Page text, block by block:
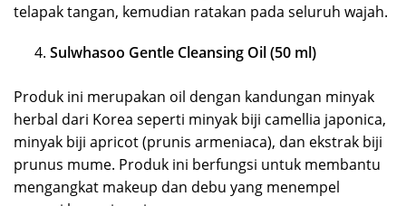
telapak tangan, kemudian ratakan pada seluruh wajah.
Sulwhasoo Gentle Cleansing Oil (50 ml)
Produk ini merupakan oil dengan kandungan minyak
herbal dari Korea seperti minyak biji camellia japonica,
minyak biji apricot (prunis armeniaca), dan ekstrak biji
prunus mume. Produk ini berfungsi untuk membantu
mengangkat makeup dan debu yang menempel